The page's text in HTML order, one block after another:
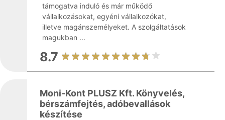
támogatva induló és már működő
vállalkozásokat, egyéni vállalkozókat,
illetve magánszemélyeket. A szolgáltatások
magukban ...
8.7
Moni-Kont PLUSZ Kft. Könyvelés,
bérszámfejtés, adóbevallások
készítése